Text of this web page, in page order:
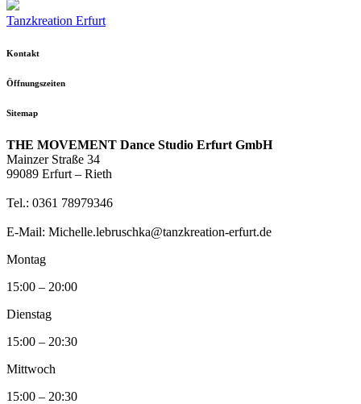
Tanzkreation Erfurt
Kontakt
Öffnungszeiten
Sitemap
THE MOVEMENT Dance Studio Erfurt GmbH
Mainzer Straße 34
99089 Erfurt – Rieth
Tel.: 0361 78979346
E-Mail: Michelle.lebruschka@tanzkreation-erfurt.de
Montag
15:00 – 20:00
Dienstag
15:00 – 20:30
Mittwoch
15:00 – 20:30